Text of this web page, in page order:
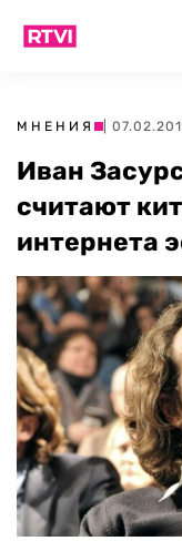
МНЕНИЯ |
Иван
считают
интернета